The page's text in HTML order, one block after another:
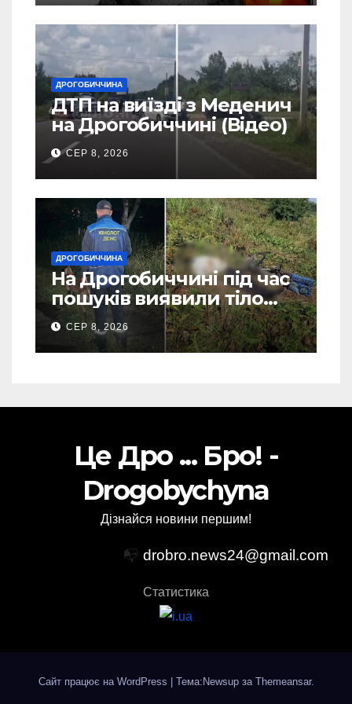
ДРОГОБИЧЧИНА
ДТП на виїзді з Меденич
на Дрогобиччині (Відео)
СЕР 8, 2026
ДРОГОБИЧЧИНА
На Дрогобиччині під час
пошуків виявили тіло
зниклого чоловіка (Фото)
СЕР 8, 2026
Це Дро ... Бро! -
Drogobychyna
Дізнайся новини першим!
📭 drobro.news24@gmail.com
Статистика
Сайт працює на WordPress | Тема:Newsup за Themeansar.